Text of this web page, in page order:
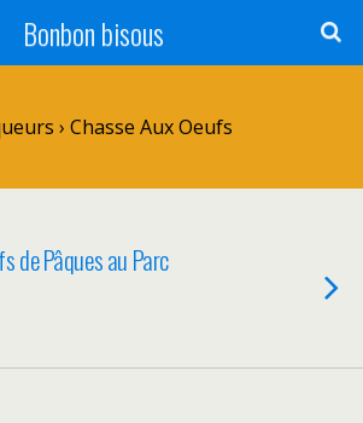
Bonbon bisous
› Chasse Aux Oeufs
de Pâques au Parc